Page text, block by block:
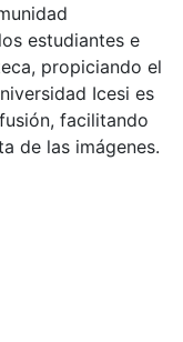
estudiantes e
propiciando el
Icesi es
facilitando
de las imágenes.